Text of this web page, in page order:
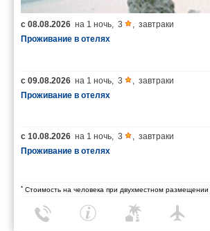
с 08.08.2026 на 1 ночь, 3 , завтраки
Проживание в отелях
с 09.08.2026 на 1 ночь, 3 , завтраки
Проживание в отелях
с 10.08.2026 на 1 ночь, 3 , завтраки
Проживание в отелях
* Стоимость на человека при двухместном размещении